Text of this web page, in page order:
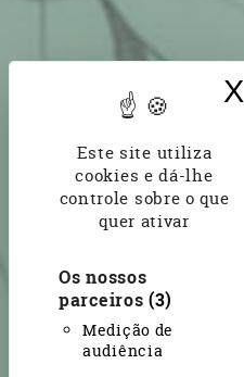
Este site utiliza
cookies e dá-lhe
controle sobre o que
quer ativar
Os nossos
parceiros (3)
Medição de
audiência
X